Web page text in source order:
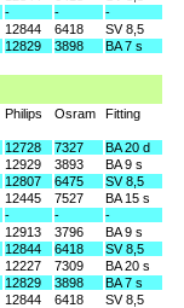
- -
-
12844 6418
SV 8,5
12829 3898 BA 7 s
Philips Osram
Fitting
12728 7327
BA 20 d
12929 3893
BA 9 s
12807 6475
SV 8,5
12445 7527
BA 15 s
- -
-
12913 3796
BA 9 s
12844 6418
SV 8,5
12227 7309
BA 20 s
12829 3898
BA 7 s
12844 6418 SV 8,5